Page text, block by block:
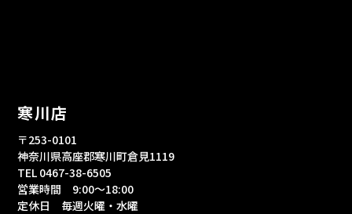
寒川店
〒253-0101
神奈川県高座郡寒川町倉見1119
TEL 0467-38-6505
営業時間 9:00～18:00
定休日 毎週火曜・水曜